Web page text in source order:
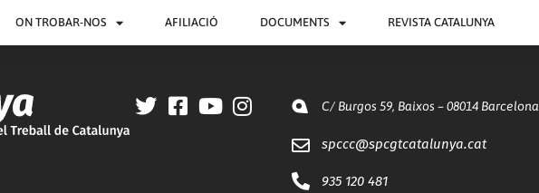
ON TROBAR-NOS AFILIACIÓ DOCUMENTS REVISTA CATALUNYA
C/ Burgos 59, Baixos – 08014 Barcelona
spccc@spcgtcatalunya.cat
935 120 481